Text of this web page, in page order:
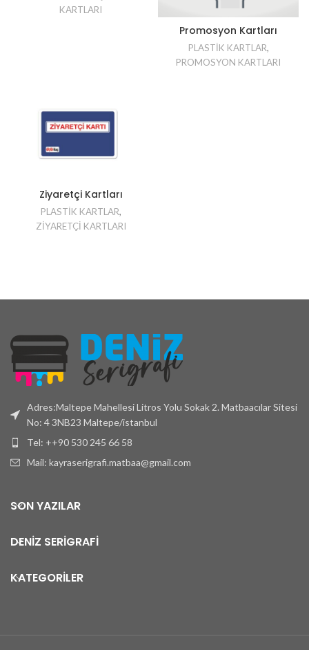
KARTLARI
Promosyon Kartları
PLASTİK KARTLAR,
PROMOSYON KARTLARI
Ziyaretçi Kartları
PLASTİK KARTLAR,
ZİYARETÇİ KARTLARI
Adres:Maltepe Mahellesi Litros Yolu Sokak 2. Matbaacılar Sitesi
No: 4 3NB23 Maltepe/istanbul
Tel: ++90 530 245 66 58
Mail: kayraserigrafi.matbaa@gmail.com
SON YAZILAR
DENİZ SERİGRAFİ
KATEGORİLER